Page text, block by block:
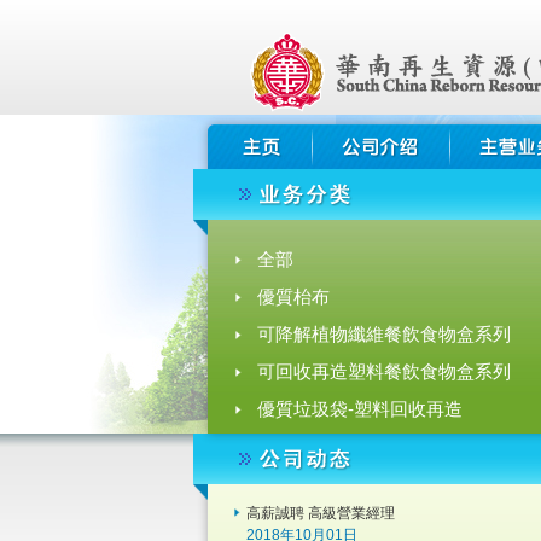
全部
優質枱布
可降解植物纖維餐飲食物盒系列
可回收再造塑料餐飲食物盒系列
優質垃圾袋-塑料回收再造
拉繩垃圾/收納袋-塑料回收再造
可降解植物纖維餐飲食物盒目錄
高薪誠聘 高級營業經理
2018年10月01日